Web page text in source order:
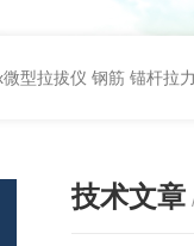
微型拉拔仪 钢筋 锚杆拉
技术文章